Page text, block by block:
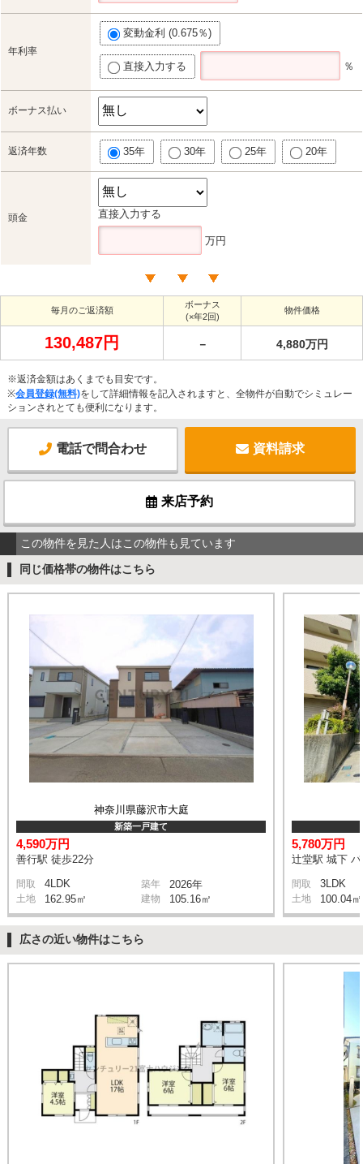
年利率
変動金利 (0.675％)
直接入力する ％
ボーナス払い
返済年数 35年 30年 25年 20年
頭金 直接入力する
万円
毎月のご返済額
ボーナス
(×年2回)
物件価格
130,487円 － 4,880万円
※返済金額はあくまでも目安です。
※会員登録(無料)をして詳細情報を記入されますと、全物件が自動でシミュレー
ションされとても便利になります。
電話で問合わせ 資料請求
来店予約
この物件を見た人はこの物件も見ています
同じ価格帯の物件はこちら
神奈川県藤沢市大庭
新築一戸建て
4,590万円
善行駅 徒歩22分
間取 4LDK 築年 2026年
土地 162.95㎡ 建物 105.16㎡
5,780万円
辻堂駅 城下
間取 3LDK
土地 100.04㎡
広さの近い物件はこちら